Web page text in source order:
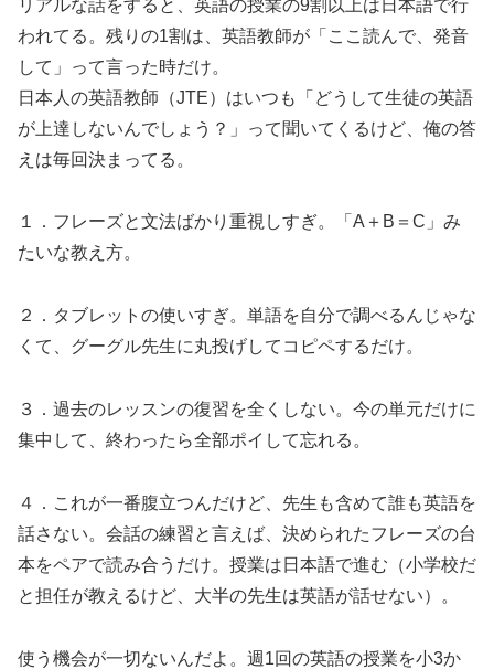
リアルな話をすると、英語の授業の9割以上は日本語で行
われてる。残りの1割は、英語教師が「ここ読んで、発音
して」って言った時だけ。
日本人の英語教師（JTE）はいつも「どうして生徒の英語
が上達しないんでしょう？」って聞いてくるけど、俺の答
えは毎回決まってる。
１．フレーズと文法ばかり重視しすぎ。「A＋B＝C」み
たいな教え方。
２．タブレットの使いすぎ。単語を自分で調べるんじゃな
くて、グーグル先生に丸投げしてコピペするだけ。
３．過去のレッスンの復習を全くしない。今の単元だけに
集中して、終わったら全部ポイして忘れる。
４．これが一番腹立つんだけど、先生も含めて誰も英語を
話さない。会話の練習と言えば、決められたフレーズの台
本をペアで読み合うだけ。授業は日本語で進む（小学校だ
と担任が教えるけど、大半の先生は英語が話せない）。
使う機会が一切ないんだよ。週1回の英語の授業を小3か